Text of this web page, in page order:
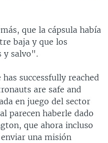
que la cápsula había
baja y que los
y salvo".
has successfully reached
are safe and
en juego del sector
parecen haberle dado
que ahora incluso
una misión